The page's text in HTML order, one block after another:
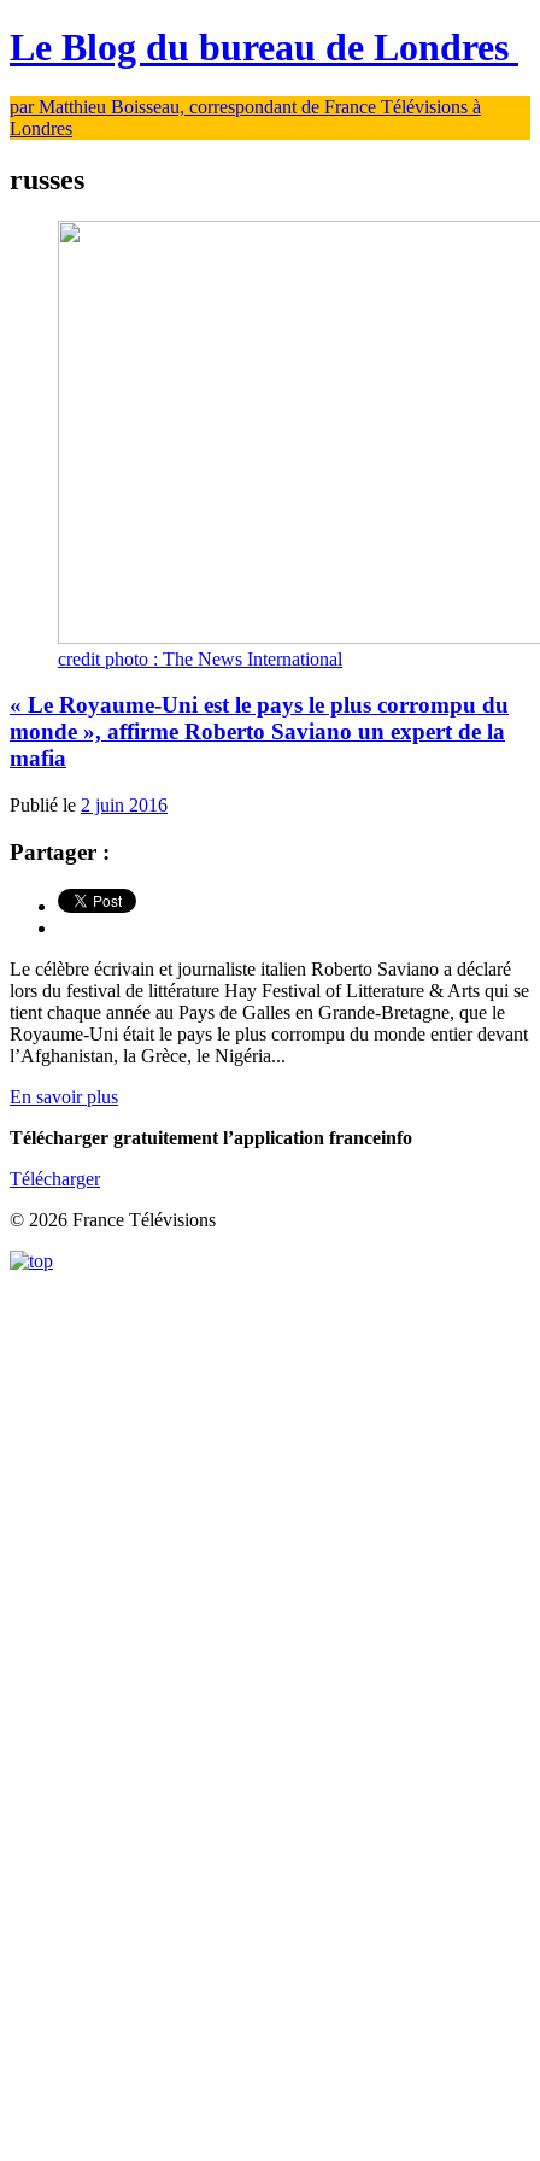
Le Blog du bureau de Londres
par Matthieu Boisseau, correspondant de France Télévisions à
Londres
russes
credit photo : The News International
« Le Royaume-Uni est le pays le plus corrompu du
monde », affirme Roberto Saviano un expert de la
mafia
Publié le 2 juin 2016
Partager :
Le célèbre écrivain et journaliste italien Roberto Saviano a déclaré
lors du festival de littérature Hay Festival of Litterature & Arts qui se
tient chaque année au Pays de Galles en Grande-Bretagne, que le
Royaume-Uni était le pays le plus corrompu du monde entier devant
l’Afghanistan, la Grèce, le Nigéria...
En savoir plus
Télécharger gratuitement l’application franceinfo
Télécharger
© 2026 France Télévisions